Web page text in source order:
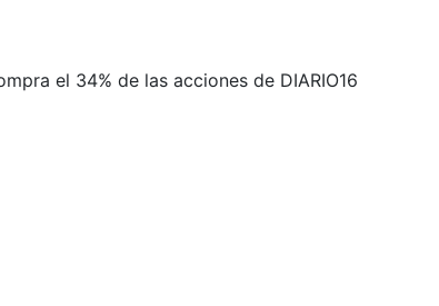
el 34% de las acciones de DIARIO16